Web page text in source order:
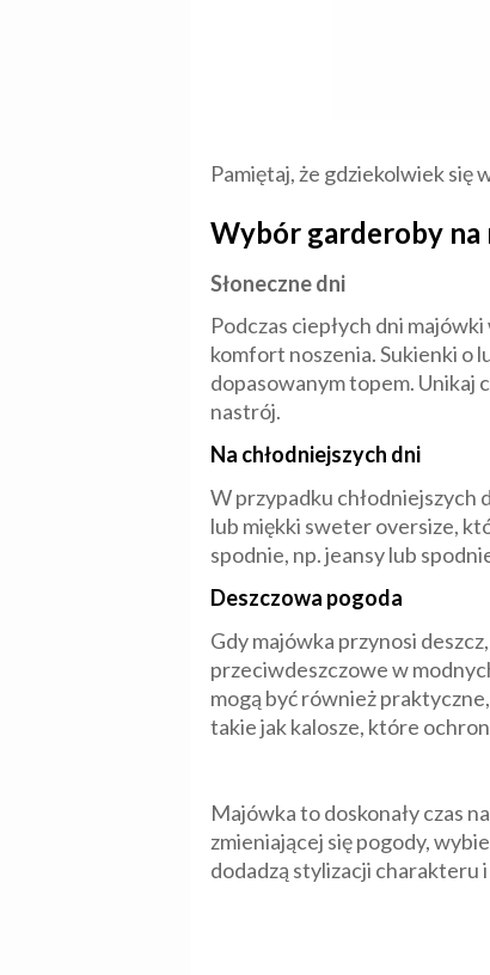
Pamiętaj, że gdziekolwiek się
Wybór garderoby
Słoneczne dni
Podczas ciepłych dni
komfort noszenia. Sukienki o
dopasowanym topem. Unikaj
nastrój.
Na chłodniejszych dni
W przypadku chłodniejszych
lub miękki sweter oversize,
spodnie, np. jeansy lub
Deszczowa pogoda
Gdy majówka przynosi
przeciwdeszczowe w
mogą być również
takie jak kalosze, które
Majówka to doskonały czas
zmieniającej się pogody,
dodadzą stylizacji charakteru